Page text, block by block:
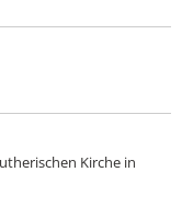
Kirche in